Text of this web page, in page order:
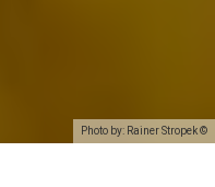
Photo by: Rainer Stropek ©